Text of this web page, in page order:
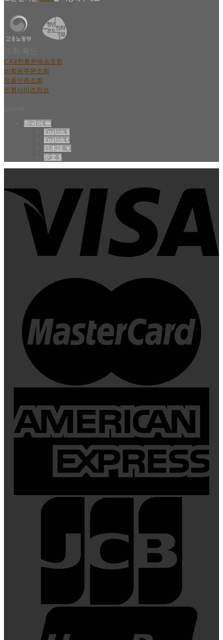
CJ대한통운배송조회
비회원주문조회
정품인증조회
인형사이즈정보
한국어 ￦
English $
English €
日本語 ￥
中文 $